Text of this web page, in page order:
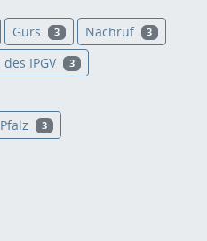
Gurs 3 Nachruf 3
IPGV 3
3